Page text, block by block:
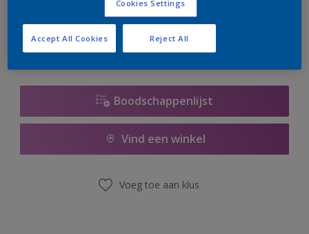
er hard aan om de voorraad aan te vullen.
Boodschappenlijst
Vind een winkel
Voeg toe aan klus
Cookies Settings
Reject All
Accept All Cookies